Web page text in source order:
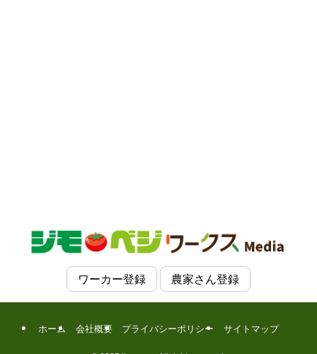
ワーカー登録 農家さん登録
ホーム 会社概要 プライバシーポリシー サイトマップ